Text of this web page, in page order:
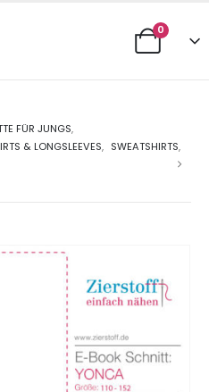
0
FÜR JUNGS,
& LONGSLEEVES, SWEATSHIRTS,